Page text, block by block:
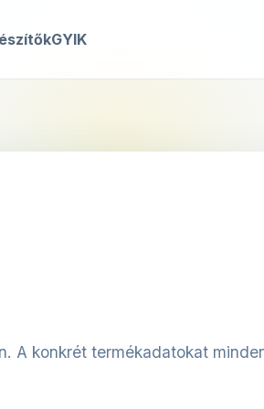
GYIK
A konkrét termékadatokat